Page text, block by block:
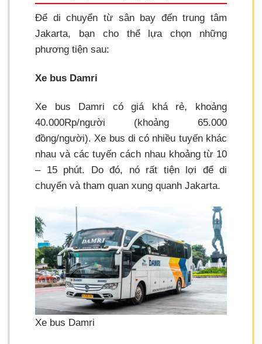
Để di chuyển từ sân bay đến trung tâm
Jakarta, bạn cho thể lựa chọn những
phương tiện sau:
Xe bus Damri
Xe bus Damri có giá khá rẻ, khoảng
40.000Rp/người (khoảng 65.000
đồng/người). Xe bus di có nhiều tuyến khác
nhau và các tuyến cách nhau khoảng từ 10
– 15 phút. Do đó, nó rất tiện lợi để di
chuyển và tham quan xung quanh Jakarta.
Xe bus Damri